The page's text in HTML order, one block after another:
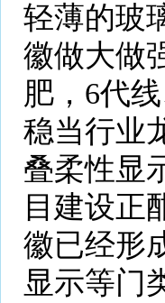
轻薄的玻
徽做大做
肥，6代
稳当行业
叠柔性显
目建设
徽已经形
显示等门